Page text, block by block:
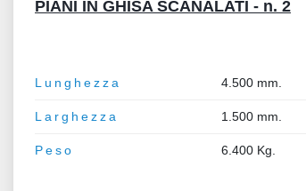
PIANI IN GHISA SCANALATI - n. 2
Lunghezza 4.500 mm.
Larghezza 1.500 mm.
Peso 6.400 Kg.